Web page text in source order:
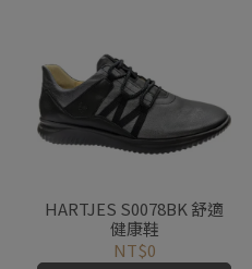
HARTJES S0078BK 舒適
健康鞋
NT$0